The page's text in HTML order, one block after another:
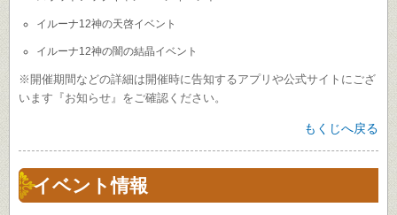
イルーナ12神の天啓イベント
イルーナ12神の闇の結晶イベント
※開催期間などの詳細は開催時に告知するアプリや公式サイトにござ
います『お知らせ』をご確認ください。
もくじへ戻る
イベント情報